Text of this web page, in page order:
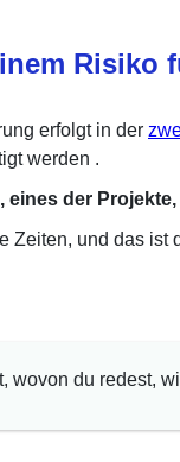
Risiko
erfolgt in der
werden .
eines der
Zeiten, und das ist
wovon du redest,